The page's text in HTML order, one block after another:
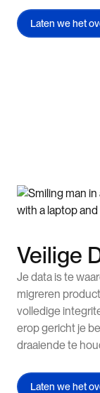
Laten we het
Veilige
Je data is te
migreren
volledige
erop gericht je
draaiende te
Laten we het